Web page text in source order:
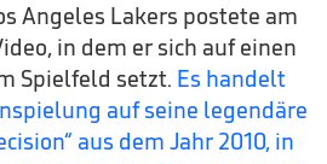
Angeles Lakers postete am
in dem er sich auf einen
Spielfeld setzt. Es handelt
auf seine legendäre
aus dem Jahr 2010, in